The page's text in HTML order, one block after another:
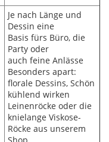
Je nach Länge und
Dessin eine
Basis fürs Büro, die
Party oder
auch feine Anlässe
Besonders apart:
florale Dessins, Schön
kühlend wirken
Leinenröcke oder die
knielange Viskose-
Röcke aus unserem